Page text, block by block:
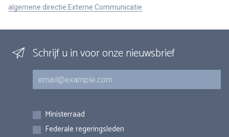
algemene directie Externe Communicatie
Schrijf u in voor onze nieuwsbrief
E-mail
Inschrijvingen
Ministerraad
Federale regeringsleden